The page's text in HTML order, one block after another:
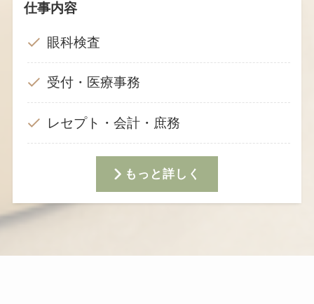
仕事内容
眼科検査
受付・医療事務
レセプト・会計・庶務
もっと詳しく